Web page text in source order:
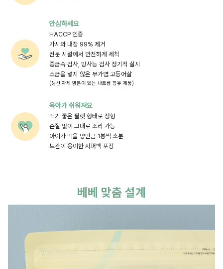
안심하세요
HACCP 인증
가시와 내장 99% 제거
전문 시설에서 안전하게 세척
중금속 검사, 방사능 검사 정기적 실시
소금을 넣지 않은 무가염 고등어살
(생선 자체 염분이 있는 나트륨 함유 제품)
육아가 쉬워져요
먹기 좋은 필렛 형태로 정형
손질 없이 그대로 조리 가능
아이가 먹을 양만큼 1봉씩 소분
보관이 용이한 지퍼백 포장
베베 맞춤 설계